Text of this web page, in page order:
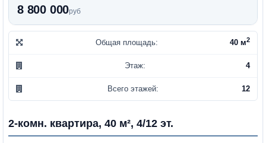
8 800 000руб
Общая площадь: 40 м2
Этаж: 4
Всего этажей: 12
2-комн. квартира, 40 м², 4/12 эт.